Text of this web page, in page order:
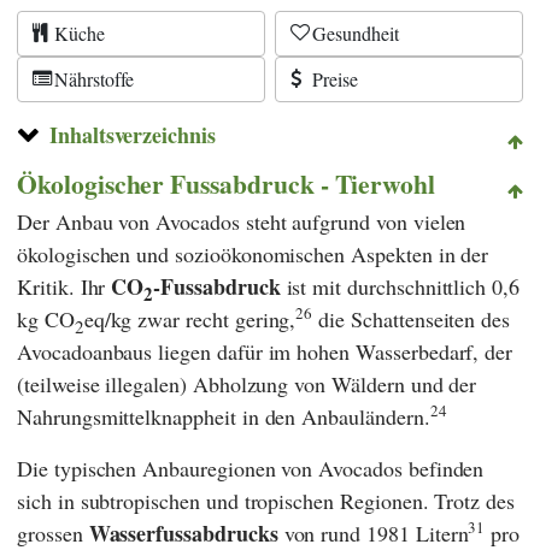
Küche
Gesundheit
Nährstoffe
Preise
Inhaltsverzeichnis
Ökologischer Fussabdruck - Tierwohl
Der Anbau von Avocados steht aufgrund von vielen
ökologischen und sozioökonomischen Aspekten in der
Kritik. Ihr CO2-Fussabdruckist mit durchschnittlich 0,6
kg CO2eq/kg zwar recht gering,26 die Schattenseiten des
Avocadoanbaus liegen dafür im hohen Wasserbedarf, der
(teilweise illegalen) Abholzung von Wäldern und der
Nahrungsmittelknappheit in den Anbauländern.24
Die typischen Anbauregionen von Avocados befinden
sich in subtropischen und tropischen Regionen. Trotz des
grossen Wasserfussabdrucksvon rund 1981 Litern31 pro